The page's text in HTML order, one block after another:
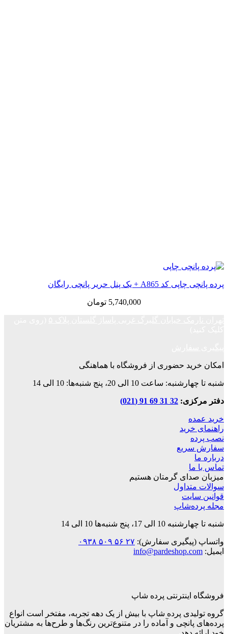
پرده پانچی چاپی کد A865 + یک پنل حریر پانچی رایگان
5,740,000 تومان
امکان خرید حضوری از فروشگاه با هماهنگی
شنبه تا چهارشنبه: ساعت 10 الی 20، پنج شنبه‌ها: 10 الی 14
دفتر مرکزی:32 31 69 91 (021)
خرید عمده
راهنمای خرید
نصب پرده
سفارش سریع
درباره ما
تماس با ما
میزبان صدای گرمتان هستیم
سوالات متداول
قوانین‌ سایت
مجله پرده‌شاپ
شنبه تا چهارشنبه 10 الی 17، پنج شنبه‌ها 10 الی 14
واتساپ (پیگیری سفارش):۲۷ ۵۶ ۵۰۹ ۰۹۳۸
ایمیل:info@pardeshop.com
فروشگاه اینترنتی پرده شاپ
گروه تولیدی پرده شاپ با بیش از یک دهه تجربه، مفتخر است انواع
پرده‌های پانچی و آماده را در متنوع‌ترین رنگ‌ها و طرح‌ها به مشتریان